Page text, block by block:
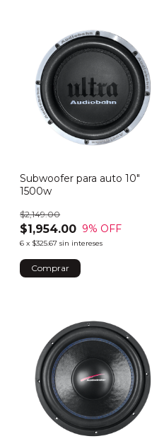
Subwoofer para auto 10"
1500w
$1,954.00
$2,149.00
9% OFF
6 x $325.67 sin intereses